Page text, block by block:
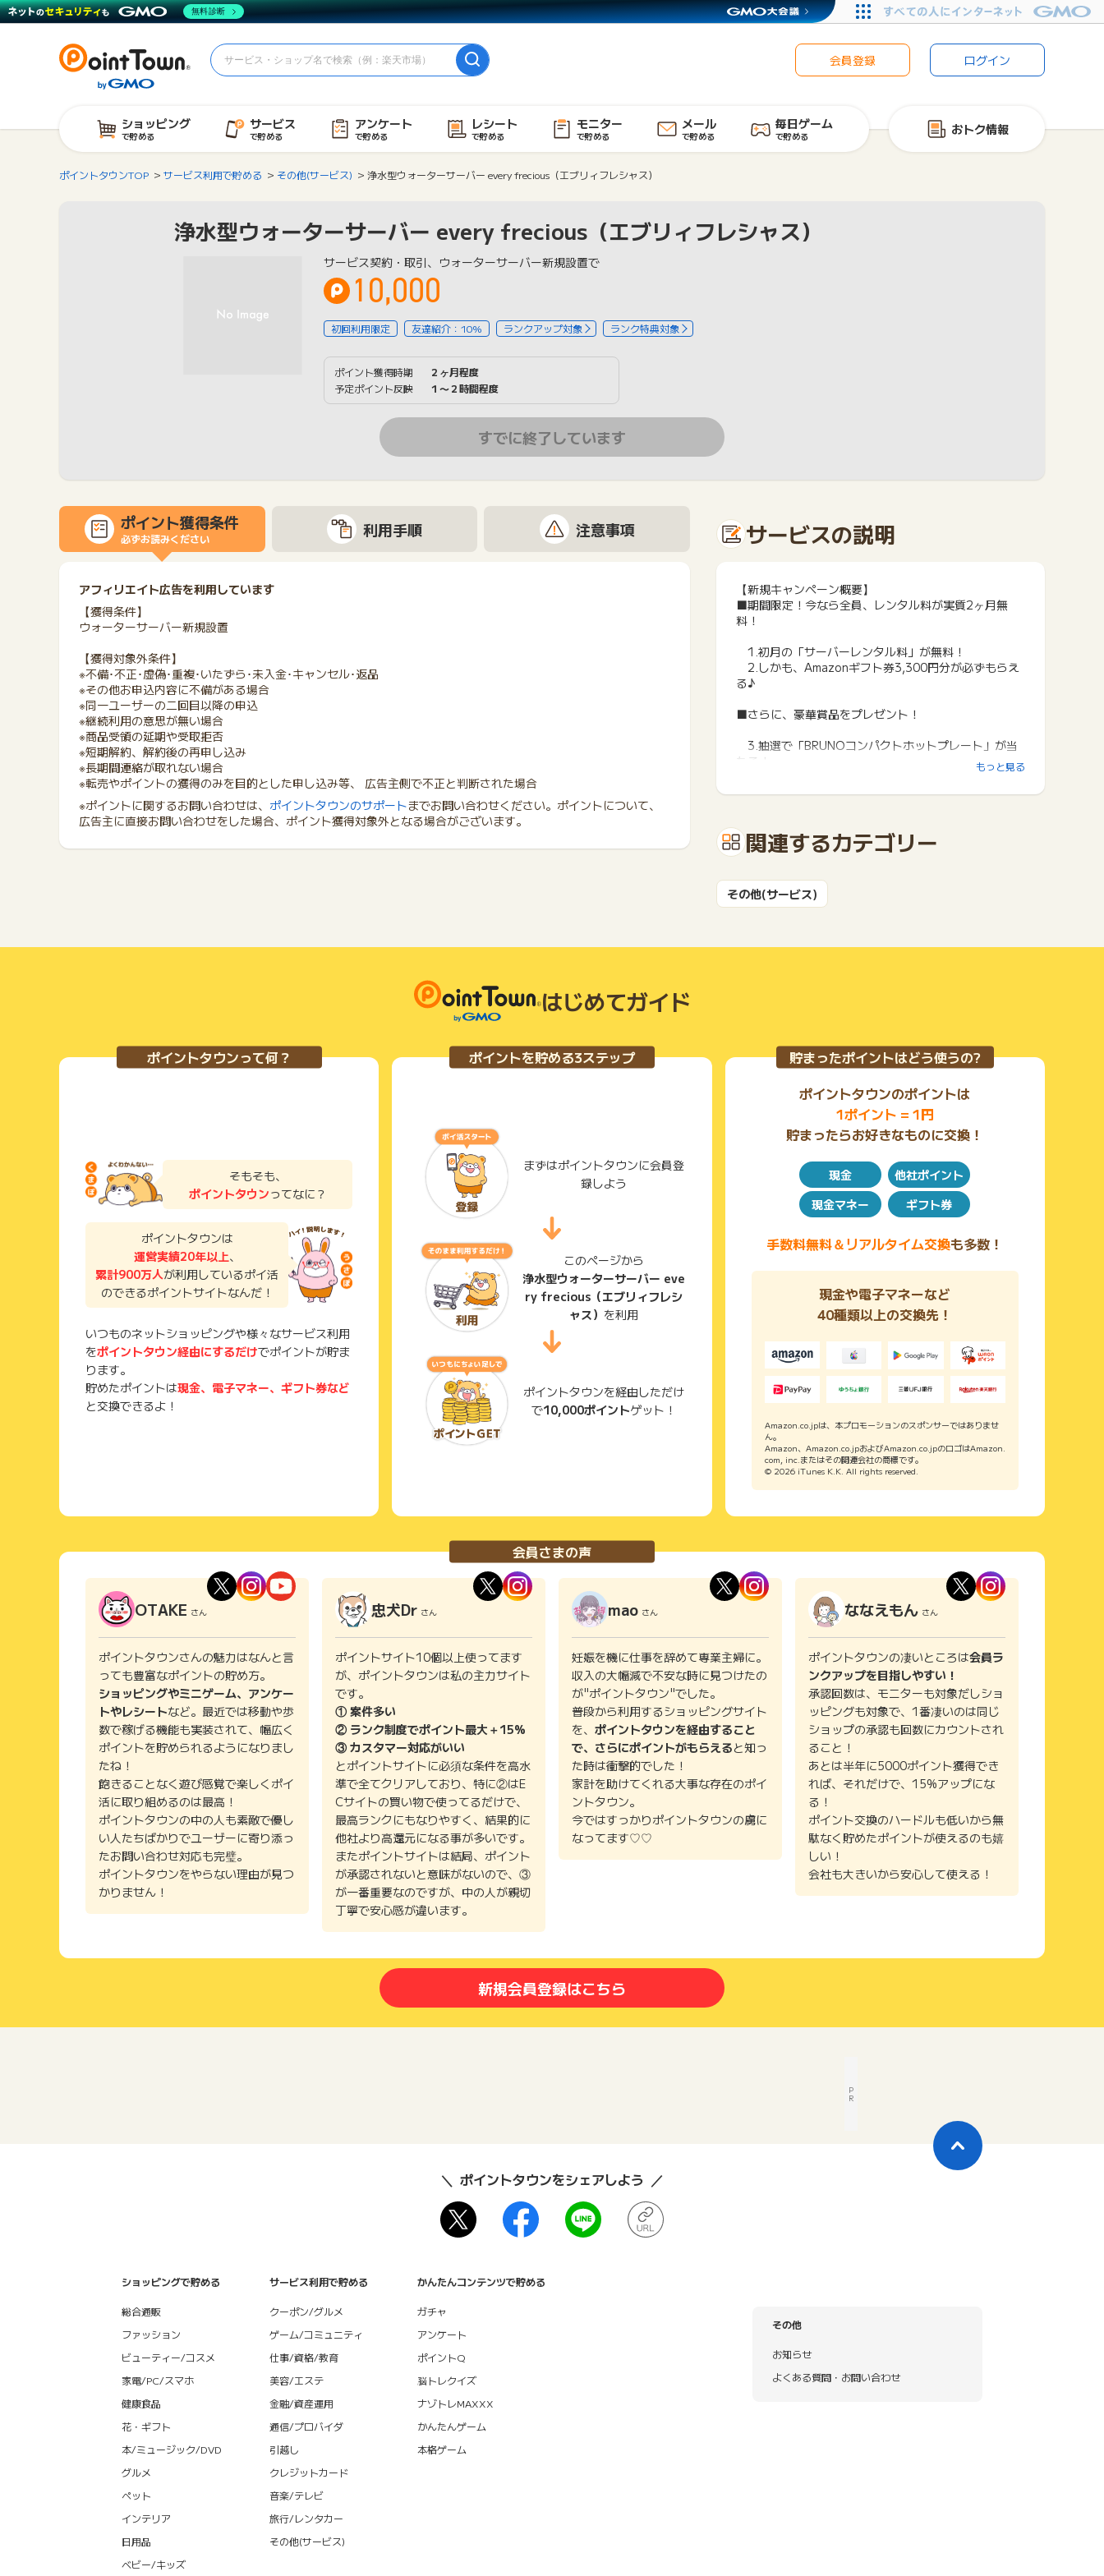
会員登録 ログイン
ショッピング
で貯める
サービス
で貯める
アンケート
で貯める
レシート
で貯める
モニター
で貯める
メール
で貯める
毎日ゲーム
で貯める おトク情報
ポイントタウンTOP サービス利用で貯める その他(サービス) 浄水型ウォーターサーバー every frecious（エブリィフレシャス）
浄水型ウォーターサーバー every frecious（エブリィフレシャス）
サービス契約・取引、ウォーターサーバー新規設置で
10,000
初回利用限定 友達紹介：10% ランクアップ対象 ランク特典対象
ポイント獲得時期
２ヶ月程度
予定ポイント反映
１〜２時間程度
すでに終了しています
ポイント獲得条件
必ずお読みください 利用手順 注意事項
アフィリエイト広告を利用しています
【獲得条件】
ウォーターサーバー新規設置
【獲得対象外条件】
※不備･不正･虚偽･重複･いたずら･未入金･キャンセル･返品
※その他お申込内容に不備がある場合
※同一ユーザーの二回目以降の申込
※継続利用の意思が無い場合
※商品受領の延期や受取拒否
※短期解約、解約後の再申し込み
※長期間連絡が取れない場合
※転売やポイントの獲得のみを目的とした申し込み等、 広告主側で不正と判断された場合
※ポイントに関するお問い合わせは、 ポイントタウンのサポートまでお問い合わせください。ポイントについて、
広告主に直接お問い合わせをした場合、ポイント獲得対象外となる場合がございます。
サービスの説明
【新規キャンペーン概要】
■期間限定！今なら全員、レンタル料が実質2ヶ月無
料！
1.初月の「サーバーレンタル料」が無料！
2.しかも、Amazonギフト券3,300円分が必ずもらえ
る♪
■さらに、豪華賞品をプレゼント！
3.抽選で「BRUNOコンパクトホットプレート」が当
たる！
4.人気の「every frecious オリジナルグッズ」も抽
選でプレゼント♪
【乗り換えサポート概要】
1.他社サーバー解約時に発生する解約金（違約金）を
2.しかも今なら！抽選で10名様に、
3.さらに、初月の≪サーバーレンタル料≫が無料！
もっと見る
関連するカテゴリー
その他(サービス)
はじめてガイド
ポイントタウンって何？
そもそも、
ポイントタウンってなに？
ポイントタウンは
運営実績20年以上、
累計900万人が利用しているポイ活
のできるポイントサイトなんだ！
いつものネットショッピングや様々なサービス利用
をポイントタウン経由にするだけでポイントが貯ま
ります。
貯めたポイントは現金、電子マネー、ギフト券など
と交換できるよ！
ポイントを貯める3ステップ
まずはポイントタウンに会員登
録しよう
このページから
浄水型ウォーターサーバー eve
ry frecious（エブリィフレシ
ャス） を利用
ポイントタウンを経由しただけ
で10,000ポイントゲット！
貯まったポイントはどう使うの?
ポイントタウンのポイントは
1ポイント = 1円
貯まったらお好きなものに交換！
現金
他社ポイント
現金マネー
ギフト券
手数料無料＆リアルタイム交換も多数！
現金や電子マネーなど
40種類以上の交換先！
Amazon.co.jpは、本プロモーションのスポンサーではありませ
ん。
Amazon、Amazon.co.jpおよびAmazon.co.jpのロゴはAmazon.
com, inc.またはその関連会社の商標です。
© 2026 iTunes K.K. All rights reserved.
会員さまの声
OTAKE さん
ポイントタウンさんの魅力はなんと言
っても豊富なポイントの貯め方。
ショッピングやミニゲーム、アンケー
トやレシートなど。最近では移動や歩
数で稼げる機能も実装されて、幅広く
ポイントを貯められるようになりまし
たね！
飽きることなく遊び感覚で楽しくポイ
活に取り組めるのは最高！
ポイントタウンの中の人も素敵で優し
い人たちばかりでユーザーに寄り添っ
たお問い合わせ対応も完璧。
ポイントタウンをやらない理由が見つ
かりません！
忠犬Dr さん
ポイントサイト10個以上使ってます
が、ポイントタウンは私の主力サイト
です。
① 案件多い
② ランク制度でポイント最大＋15%
③ カスタマー対応がいい
とポイントサイトに必須な条件を高水
準で全てクリアしており、特に②はE
Cサイトの買い物で使ってるだけで、
最高ランクにもなりやすく、結果的に
他社より高還元になる事が多いです。
またポイントサイトは結局、ポイント
が承認されないと意味がないので、③
が一番重要なのですが、中の人が親切
丁寧で安心感が違います。
mao さん
妊娠を機に仕事を辞めて専業主婦に。
収入の大幅減で不安な時に見つけたの
が"ポイントタウン"でした。
普段から利用するショッピングサイト
を、 ポイントタウンを経由すること
で、さらにポイントがもらえると知っ
た時は衝撃的でした！
家計を助けてくれる大事な存在のポイ
ントタウン。
今ではすっかりポイントタウンの虜に
なってます♡♡
ななえもん さん
ポイントタウンの凄いところは会員ラ
ンクアップを目指しやすい！
承認回数は、モニターも対象だしショ
ッピングも対象で、1番凄いのは同じ
ショップの承認も回数にカウントされ
ること！
あとは半年に5000ポイント獲得でき
れば、それだけで、15%アップにな
る！
ポイント交換のハードルも低いから無
駄なく貯めたポイントが使えるのも嬉
しい！
会社も大きいから安心して使える！
新規会員登録はこちら
P
R
ポイントタウンをシェアしよう
ショッピングで貯める
総合通販
ファッション
ビューティー/コスメ
家電/PC/スマホ
健康食品
花・ギフト
本/ミュージック/DVD
グルメ
ペット
インテリア
日用品
ベビー/キッズ
サービス利用で貯める
クーポン/グルメ
ゲーム/コミュニティ
仕事/資格/教育
美容/エステ
金融/資産運用
通信/プロバイダ
引越し
クレジットカード
音楽/テレビ
旅行/レンタカー
その他(サービス)
かんたんコンテンツで貯める
ガチャ
アンケート
ポイントQ
脳トレクイズ
ナゾトレMAXXX
かんたんゲーム
本格ゲーム
その他
お知らせ
よくある質問・お問い合わせ
無料診断